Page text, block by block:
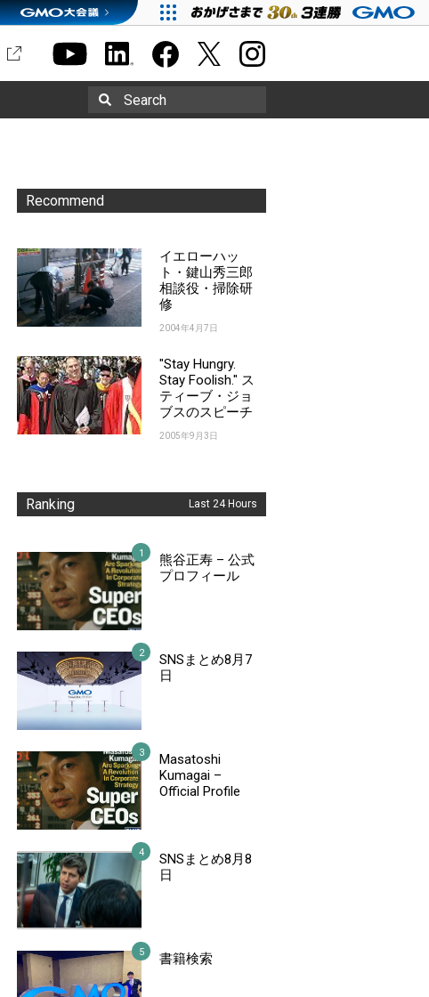
Search
Recommend
イエローハッ
ト・鍵山秀三郎
相談役・掃除研
修
2004年4月7日
"Stay Hungry.
Stay Foolish." ス
ティーブ・ジョ
ブスのスピーチ
2005年9月3日
Ranking Last 24 Hours
熊谷正寿 – 公式
プロフィール
SNSまとめ8月7
日
Masatoshi
Kumagai –
Official Profile
SNSまとめ8月8
日
書籍検索